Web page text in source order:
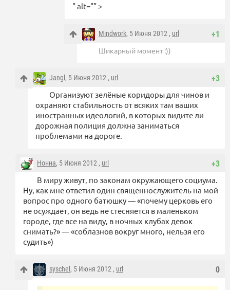
" alt="" >
+1
Mindwork, 5 Июня 2012 , url
Шикарный момент :))
+3
Jangl , 5 Июня 2012 , url
Организуют зелёные коридоры для чинов и
охраняют стабильность от всяких там ваших
иностранных идеологий, в которых видите ли
дорожная полиция должна заниматься
проблемами на дороге.
+3
Нонна, 5 Июня 2012 , url
В миру живут, по законам окружающего социума.
Ну, как мне ответил один священнослужитель на мой
вопрос про одного батюшку — «почему церковь его
не осуждает, он ведь не стесняется в маленьком
городе, где все на виду, в ночных клубах девок
снимать?» — «соблазнов вокруг много, нельзя его
судить»)
0
syschel , 5 Июня 2012 , url